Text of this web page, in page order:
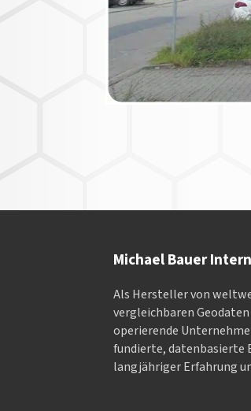
Michael Bauer
Als Hersteller von
vergleichbaren
ope­rieren­de
fundierte, datenbasierte
langjähriger Erfahrung